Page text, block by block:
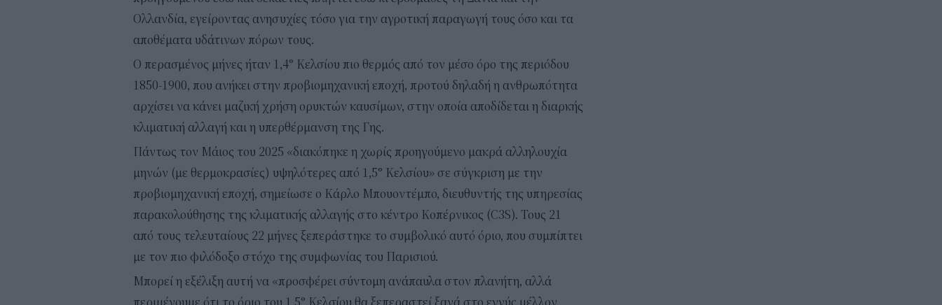
Ολλανδία, εγείροντας ανησυχίες τόσο για την αγροτική παραγωγή τους όσο και τα
αποθέματα υδάτινων πόρων τους.
Ο περασμένος μήνες ήταν 1,4° Κελσίου πιο θερμός από τον μέσο όρο της περιόδου
1850-1900, που ανήκει στην προβιομηχανική εποχή, προτού δηλαδή η ανθρωπότητα
αρχίσει να κάνει μαζική χρήση ορυκτών καυσίμων, στην οποία αποδίδεται η διαρκής
κλιματική αλλαγή και η υπερθέρμανση της Γης.
Πάντως τον Μάιος του 2025 «διακόπηκε η χωρίς προηγούμενο μακρά αλληλουχία
μηνών (με θερμοκρασίες) υψηλότερες από 1,5° Κελσίου» σε σύγκριση με την
προβιομηχανική εποχή, σημείωσε ο Κάρλο Μπουοντέμπο, διευθυντής της υπηρεσίας
παρακολούθησης της κλιματικής αλλαγής στο κέντρο Κοπέρνικος (C3S). Τους 21
από τους τελευταίους 22 μήνες ξεπεράστηκε το συμβολικό αυτό όριο, που συμπίπτει
με τον πιο φιλόδοξο στόχο της συμφωνίας του Παρισιού.
Μπορεί η εξέλιξη αυτή να «προσφέρει σύντομη ανάπαυλα στον πλανήτη, αλλά